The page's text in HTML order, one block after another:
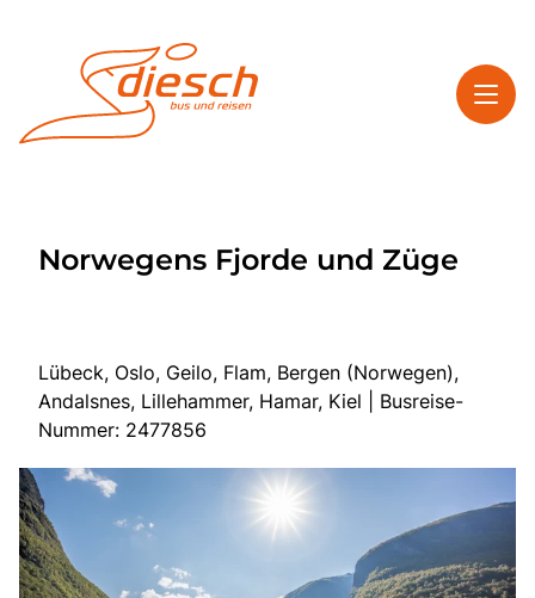
Service
Start
Tagesfahrten
Bus anmieten
Nahverkehr
Norwegens Fjorde und Züge
Lübeck, Oslo, Geilo, Flam, Bergen (Norwegen),
Andalsnes, Lillehammer, Hamar, Kiel | Busreise-
Nummer: 2477856